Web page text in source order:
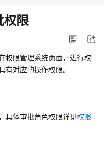
权限
权限管理系统页面，进行权
有对应的操作权限。
具体审批角色权限详见权限